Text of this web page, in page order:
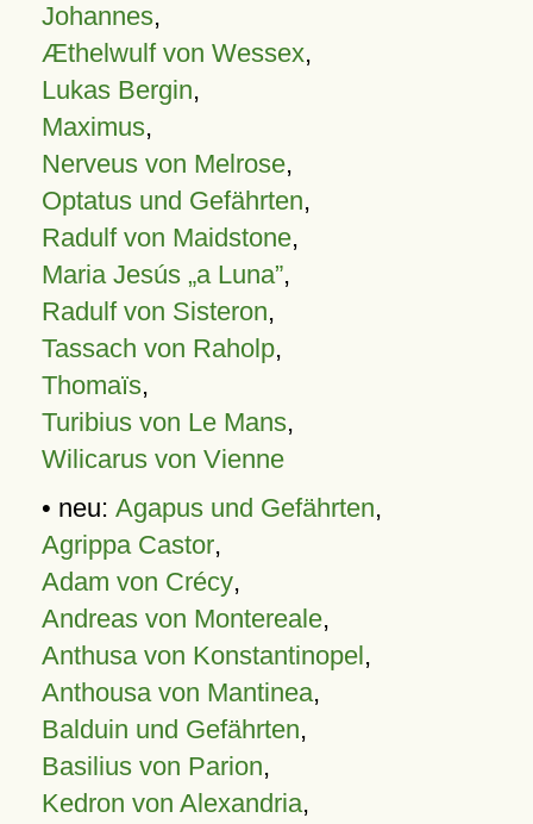
Johannes,
Æthelwulf von Wessex,
Lukas Bergin,
Maximus,
Nerveus von Melrose,
Optatus und Gefährten,
Radulf von Maidstone,
Maria Jesús „a Luna”,
Radulf von Sisteron,
Tassach von Raholp,
Thomaïs,
Turibius von Le Mans,
Wilicarus von Vienne
• neu: Agapus und Gefährten,
Agrippa Castor,
Adam von Crécy,
Andreas von Montereale,
Anthusa von Konstantinopel,
Anthousa von Mantinea,
Balduin und Gefährten,
Basilius von Parion,
Kedron von Alexandria,